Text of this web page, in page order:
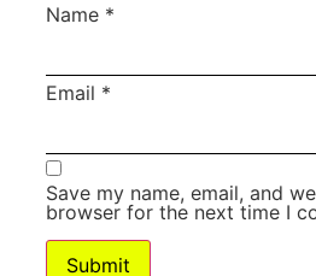
Name *
Email *
Save my name, email, and
browser for the next time I